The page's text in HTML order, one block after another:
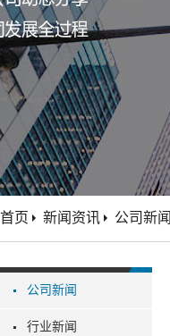
公司新闻
行业新闻
首页 新闻资讯 公司新闻